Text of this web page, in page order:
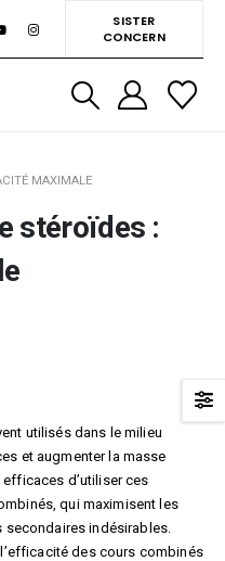
SISTER
CONCERN
MAXIMALE
stéroïdes :
utilisés dans le milieu
et augmenter la masse
efficaces d’utiliser ces
qui maximisent les
indésirables.
des cours combinés